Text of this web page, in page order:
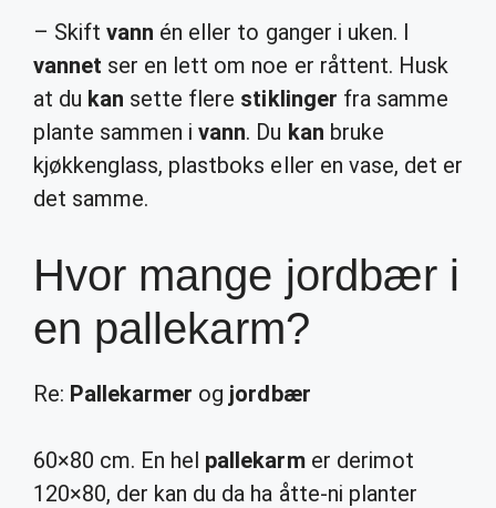
– Skiftvann én eller to ganger i uken. I
vannet ser en lett om noe er råttent. Husk
at du kan sette flere stiklinger fra samme
plante sammen ivann. Du kan bruke
kjøkkenglass, plastboks eller en vase, det er
det samme.
Hvor mange jordbær i
en pallekarm?
Re: Pallekarmer og jordbær
60×80 cm. En hel pallekarmer derimot
120×80, der kan du da ha åtte-ni planter